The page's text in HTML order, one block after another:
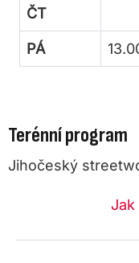
ČT
PÁ
Terénní program
Jihočeský
Jak